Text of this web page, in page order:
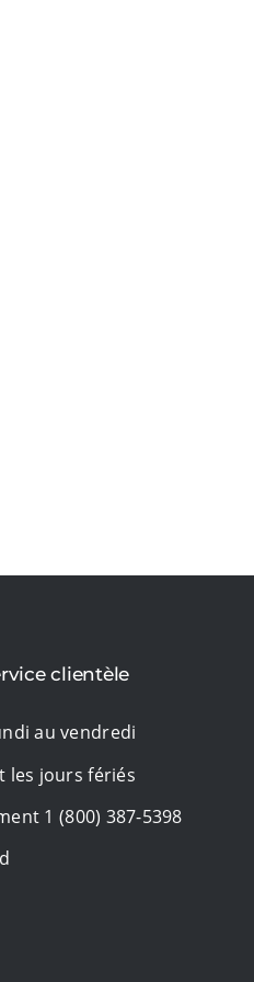
clientèle
au vendredi
les jours fériés
1 (800) 387-5398